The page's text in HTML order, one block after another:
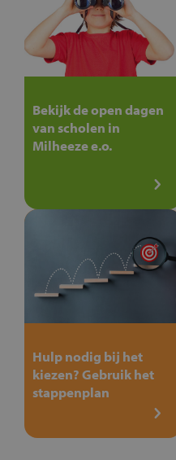
Bekijk de open dagen
van scholen in
Milheeze e.o.
Hulp nodig bij het
kiezen? Gebruik het
stappenplan